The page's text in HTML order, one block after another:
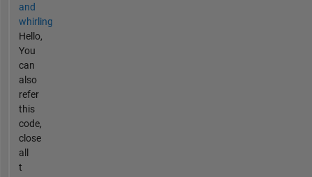
and
whirling
Hello,
You
can
also
refer
this
code,
close
all
t